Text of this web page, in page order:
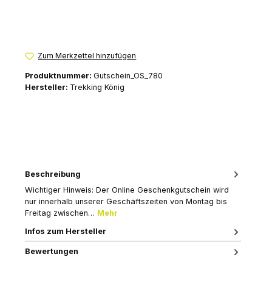
Zum Merkzettel hinzufügen
Produktnummer: Gutschein_OS_780
Hersteller: Trekking König
Beschreibung
Wichtiger Hinweis: Der Online Geschenkgutschein wird
nur innerhalb unserer Geschäftszeiten von Montag bis
Freitag zwischen… Mehr
Infos zum Hersteller
Bewertungen